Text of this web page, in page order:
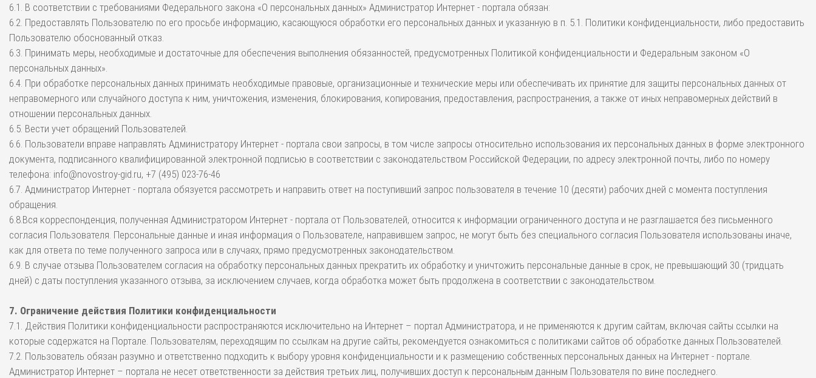
6.1. В соответствии с требованиями Федерального закона «О персональных данных» Администратор Интернет - портала обязан:
6.2. Предоставлять Пользователю по его просьбе информацию, касающуюся обработки его персональных данных и указанную в п. 5.1. Политики конфиденциальности, либо предоставить
Пользователю обоснованный отказ.
6.3. Принимать меры, необходимые и достаточные для обеспечения выполнения обязанностей, предусмотренных Политикой конфиденциальности и Федеральным законом «О
персональных данных».
6.4. При обработке персональных данных принимать необходимые правовые, организационные и технические меры или обеспечивать их принятие для защиты персональных данных от
неправомерного или случайного доступа к ним, уничтожения, изменения, блокирования, копирования, предоставления, распространения, а также от иных неправомерных действий в
отношении персональных данных.
6.5. Вести учет обращений Пользователей.
6.6. Пользователи вправе направлять Администратору Интернет - портала свои запросы, в том числе запросы относительно использования их персональных данных в форме электронного
документа, подписанного квалифицированной электронной подписью в соответствии с законодательством Российской Федерации, по адресу электронной почты, либо по номеру
телефона: info@novostroy-gid.ru, +7 (495) 023-76-46
6.7. Администратор Интернет - портала обязуется рассмотреть и направить ответ на поступивший запрос пользователя в течение 10 (десяти) рабочих дней с момента поступления
обращения.
6.8.Вся корреспонденция, полученная Администратором Интернет - портала от Пользователей, относится к информации ограниченного доступа и не разглашается без письменного
согласия Пользователя. Персональные данные и иная информация о Пользователе, направившем запрос, не могут быть без специального согласия Пользователя использованы иначе,
как для ответа по теме полученного запроса или в случаях, прямо предусмотренных законодательством.
6.9. В случае отзыва Пользователем согласия на обработку персональных данных прекратить их обработку и уничтожить персональные данные в срок, не превышающий 30 (тридцать
дней) с даты поступления указанного отзыва, за исключением случаев, когда обработка может быть продолжена в соответствии с законодательством.
7. Ограничение действия Политики конфиденциальности
7.1. Действия Политики конфиденциальности распространяются исключительно на Интернет – портал Администратора, и не применяются к другим сайтам, включая сайты ссылки на
которые содержатся на Портале. Пользователям, переходящим по ссылкам на другие сайты, рекомендуется ознакомиться с политиками сайтов об обработке данных Пользователей.
7.2. Пользователь обязан разумно и ответственно подходить к выбору уровня конфиденциальности и к размещению собственных персональных данных на Интернет - портале.
Администратор Интернет – портала не несет ответственности за действия третьих лиц, получивших доступ к персональным данным Пользователя по вине последнего.